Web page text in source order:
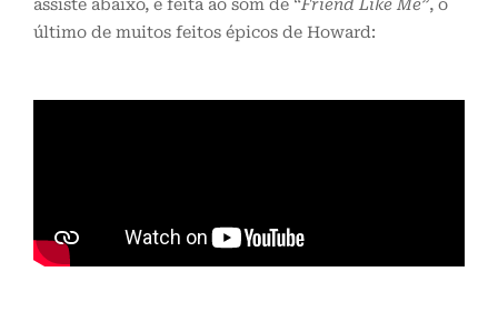
assiste abaixo, é feita ao som de “Friend Like Me”, o
último de muitos feitos épicos de Howard: